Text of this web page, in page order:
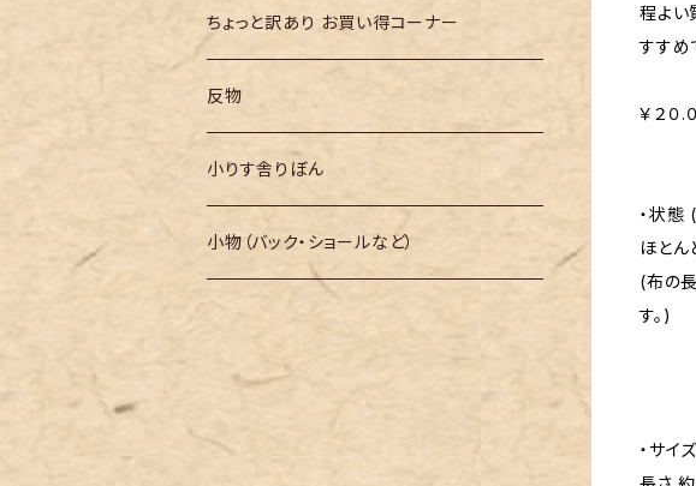
程よい
すすめ
￥２０.
・状態
ほと
(布の
す。)
・サイズ
ちょっと訳あり お買い得コーナー
反物
小りす舎りぼん
小物（バック・ショールなど）